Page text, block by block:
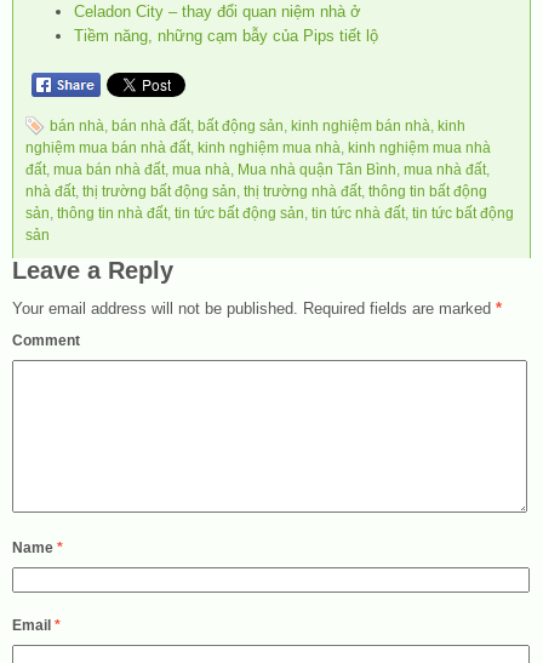
Celadon City – thay đổi quan niệm nhà ở
Tiềm năng, những cạm bẫy của Pips tiết lộ
bán nhà, bán nhà đất, bất động sản, kinh nghiệm bán nhà, kinh
nghiệm mua bán nhà đất, kinh nghiệm mua nhà, kinh nghiệm mua nhà
đất, mua bán nhà đất, mua nhà, Mua nhà quận Tân Bình, mua nhà đất,
nhà đất, thị trường bất động sản, thị trường nhà đất, thông tin bất động
sản, thông tin nhà đất, tin tức bất động sản, tin tức nhà đất, tin tức bất động
sản
Leave a Reply
Your email address will not be published. Required fields are marked *
Comment
Name *
Email *